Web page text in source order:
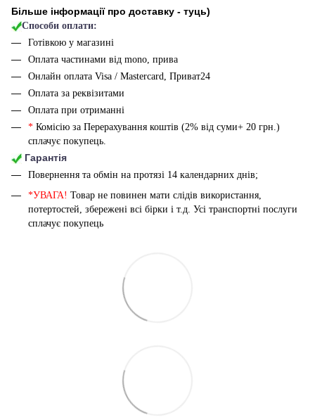
Більше інформації про доставку - туць)
Способи оплати:
Готівкою у магазині
Оплата частинами від mono, прива
Онлайн оплата Visa / Mastercard, Приват24
Оплата за реквізитами
Оплата при отриманні
* Комісію за Перерахування коштів (2% від суми+ 20 грн.)
сплачує покупець.
Гарантія
Повернення та обмін на протязі 14 календарних днів;
*УВАГА! Товар не повинен мати слідів використання,
потертостей, збережені всі бірки і т.д. Усі транспортні послуги
сплачує покупець